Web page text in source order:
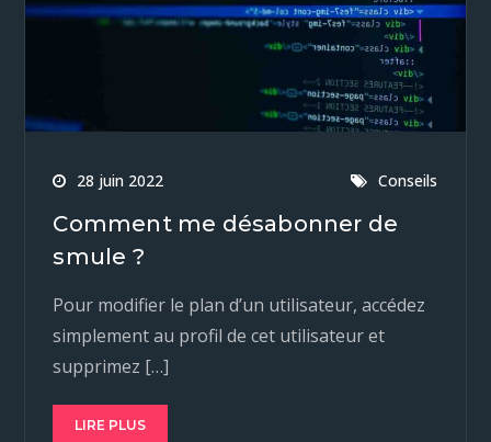
28 juin 2022 Conseils
Comment me désabonner de
smule ?
Pour modifier le plan d’un utilisateur, accédez
simplement au profil de cet utilisateur et
supprimez […]
LIRE PLUS